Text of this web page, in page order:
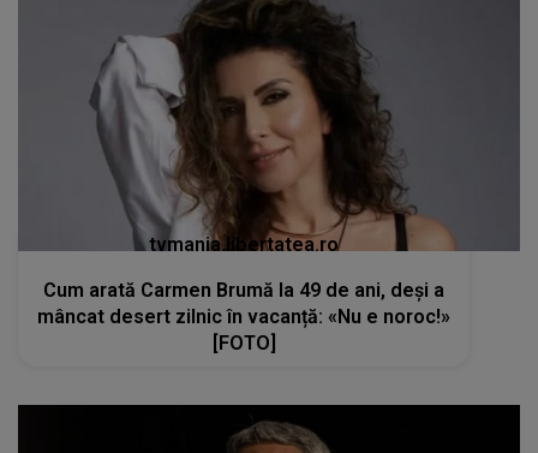
tvmania.libertatea.ro
Cum arată Carmen Brumă la 49 de ani, deși a
mâncat desert zilnic în vacanță: «Nu e noroc!»
[FOTO]